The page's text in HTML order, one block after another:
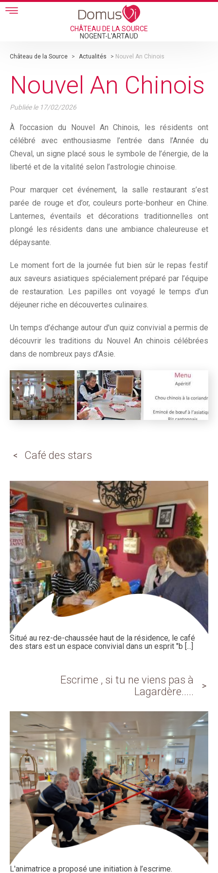
Skip to main content
CHÂTEAU DE LA SOURCE
NOGENT-L'ARTAUD
Château de la Source > Actualités > Nouvel An Chinois
Nouvel An Chinois
Publiée le 17/02/2026
À l’occasion du Nouvel An Chinois, les résidents ont
célébré avec enthousiasme l’entrée dans l’Année du
Cheval, un signe placé sous le symbole de l’énergie, de la
liberté et de la vitalité selon l’astrologie chinoise.
Pour marquer cet événement, la salle restaurant s’est
parée de rouge et d’or, couleurs porte-bonheur en Chine.
Lanternes, éventails et décorations traditionnelles ont
plongé les résidents dans une ambiance chaleureuse et
dépaysante.
Le moment fort de la journée fut bien sûr le repas festif
aux saveurs asiatiques spécialement préparé par l’équipe
de restauration. Les papilles ont voyagé le temps d’un
déjeuner riche en découvertes culinaires.
Un temps d’échange autour d'un quiz convivial a permis de
découvrir les traditions du Nouvel An chinois célébrées
dans de nombreux pays d’Asie.
Café des stars
Situé au rez-de-chaussée haut de la résidence, le café
des stars est un espace convivial dans un esprit "b [...]
Escrime , si tu ne viens pas à
Lagardère.....
L'animatrice a proposé une initiation à l’escrime.